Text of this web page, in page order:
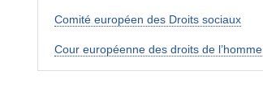
Comité européen des Droits sociaux
Cour européenne des droits de l’homme